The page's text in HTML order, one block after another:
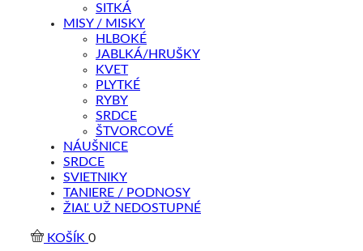
SITKÁ
MISY / MISKY
HLBOKÉ
JABLKÁ/HRUŠKY
KVET
PLYTKÉ
RYBY
SRDCE
ŠTVORCOVÉ
NÁUŠNICE
SRDCE
SVIETNIKY
TANIERE / PODNOSY
ŽIAĽ UŽ NEDOSTUPNÉ
KOŠÍK 0